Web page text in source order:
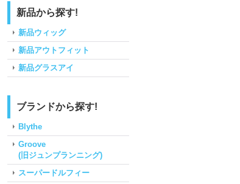
新品から探す!
新品ウィッグ
新品アウトフィット
新品グラスアイ
ブランドから探す!
Blythe
Groove
(旧ジュンプランニング)
スーパードルフィー